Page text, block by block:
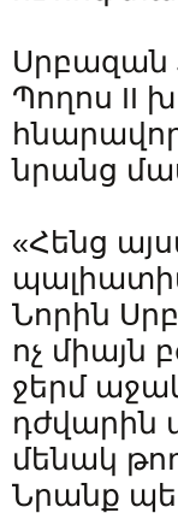
Սրբազան
Պողոս II
նրանց
«Հենց
պալիատիվ
Նորին
ոչ միայն
ջերմ
դժվարին
մենակ
Նրանք